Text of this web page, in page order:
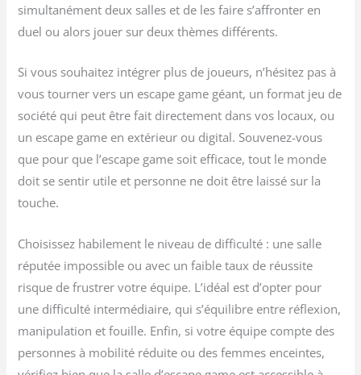
simultanément deux salles et de les faire s’affronter en
duel ou alors jouer sur deux thèmes différents.
Si vous souhaitez intégrer plus de joueurs, n’hésitez pas à
vous tourner vers un escape game géant, un format jeu de
société qui peut être fait directement dans vos locaux, ou
un escape game en extérieur ou digital. Souvenez-vous
que pour que l’escape game soit efficace, tout le monde
doit se sentir utile et personne ne doit être laissé sur la
touche.
Choisissez habilement le niveau de difficulté : une salle
réputée impossible ou avec un faible taux de réussite
risque de frustrer votre équipe. L’idéal est d’opter pour
une difficulté intermédiaire, qui s’équilibre entre réflexion,
manipulation et fouille. Enfin, si votre équipe compte des
personnes à mobilité réduite ou des femmes enceintes,